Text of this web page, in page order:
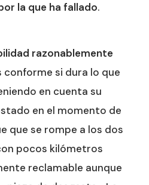
la que ha fallado.
razonablemente
conforme si dura lo que
en cuenta su
en el momento de
que se rompe a los dos
pocos kilómetros
reclamable aunque